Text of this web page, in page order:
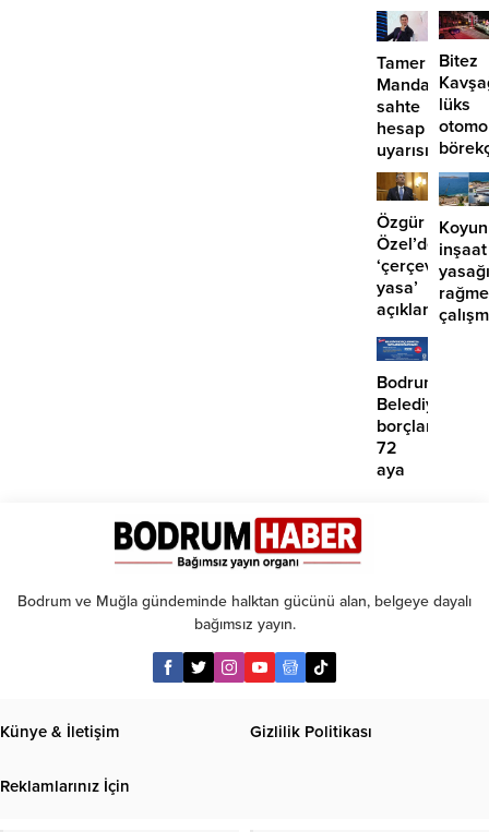
etmiyor?
Tamer
sahte
hesap
uyarısı
Bitez
lüks
girdi:
2
Özgür
Özel’den
‘çerçeve
yasa’
açıklaması:
atma
çabamız
yok’
inşaat
Bodrum
borçlara
72
aya
Bodrum ve Muğla gündeminde halktan gücünü alan, belgeye dayalı
bağımsız yayın.
Künye & İletişim Gizlilik Politikası
Reklamlarınız İçin